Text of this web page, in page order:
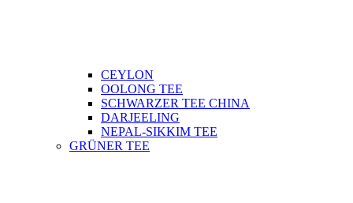
CEYLON
OOLONG TEE
SCHWARZER TEE CHINA
DARJEELING
NEPAL-SIKKIM TEE
GRÜNER TEE